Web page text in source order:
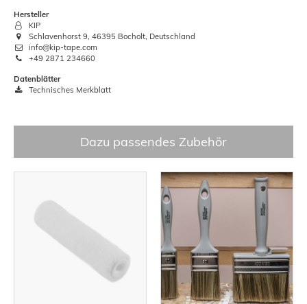
Hersteller
KIP
Schlavenhorst 9, 46395 Bocholt, Deutschland
info@kip-tape.com
+49 2871 234660
Datenblätter
Technisches Merkblatt
Dazu passendes Zubehör